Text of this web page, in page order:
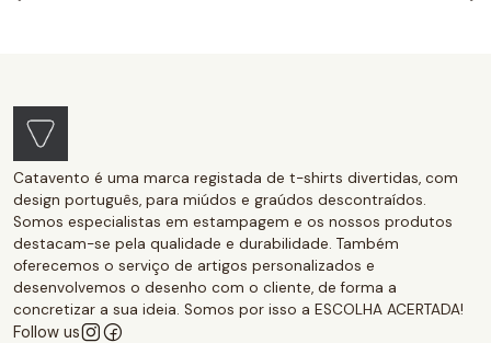
Catavento é uma marca registada de t-shirts divertidas, com
design português, para miúdos e graúdos descontraídos.
Somos especialistas em estampagem e os nossos produtos
destacam-se pela qualidade e durabilidade. Também
oferecemos o serviço de artigos personalizados e
desenvolvemos o desenho com o cliente, de forma a
concretizar a sua ideia. Somos por isso a ESCOLHA ACERTADA!
Follow us